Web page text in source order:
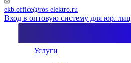
ekb.office@ros-elektro.ru
Вход в оптовую систему для юр. лиц
Услуги